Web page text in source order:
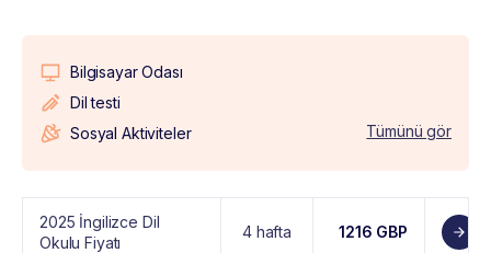
Bilgisayar Odası
Dil testi
Sosyal Aktiviteler
Tümünü gör
2025 İngilizce Dil
Okulu Fiyatı
4 hafta 1216 GBP